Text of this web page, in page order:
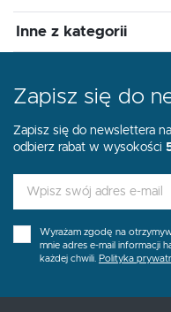
Inne z kategorii
Zapisz się do
Zapisz się do newslettera
odbierz rabat w wysokości
Wyrażam zgodę na
mnie adres e-mail informacji
każdej chwili. Polityka